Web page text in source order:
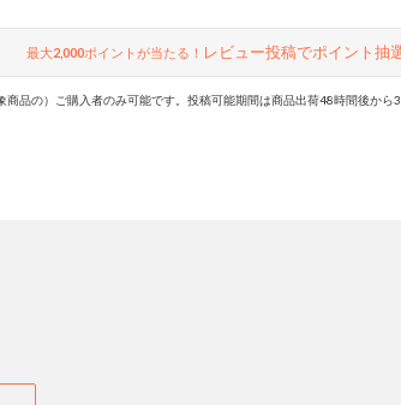
最大2,000ポイントが当たる！ レビュー投稿でポイント抽
品の）ご購入者のみ可能です。投稿可能期間は商品出荷48時間後から